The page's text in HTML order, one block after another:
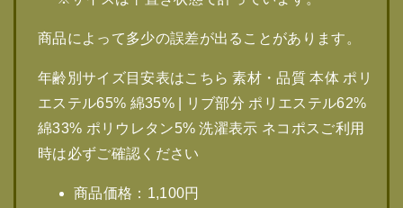
商品によって多少の誤差が出ることがあります。
年齢別サイズ目安表はこちら 素材・品質 本体 ポリ
エステル65% 綿35% | リブ部分 ポリエステル62%
綿33% ポリウレタン5% 洗濯表示 ネコポスご利用
時は必ずご確認ください
商品価格：1,100円